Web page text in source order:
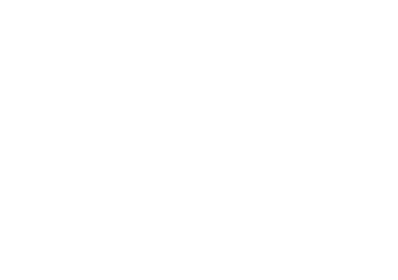
wichtigste Informationsquelle der Branche, um
voraus zu sein. Hier finden Sie die neuesten
und praktische Workshops – alles
unsere Demos zu erleben und Lösungen zu
zu optimieren und skalierbare
oder Ihre nächste Einführung planen –
zu zeigen und Ihre Fragen zu
Kiosk- und Selbstbedienungslösungen